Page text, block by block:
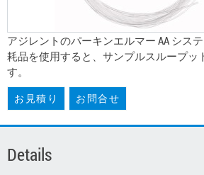
アジレントのパーキンエルマー AA シス
耗品を使用すると、サンプルスループッ
す。
お見積り お問合せ
Details